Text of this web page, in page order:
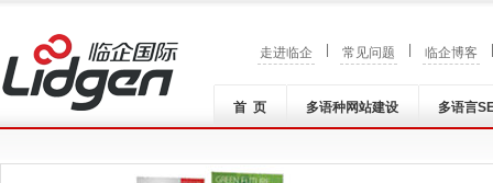
走进临企 常见问题 临企博客
首 页 多语种网站建设 多语言